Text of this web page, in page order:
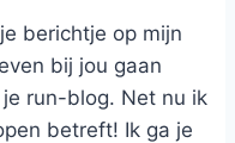
berichtje op mijn
bij jou gaan
run-blog. Net nu ik
betreft! Ik ga je